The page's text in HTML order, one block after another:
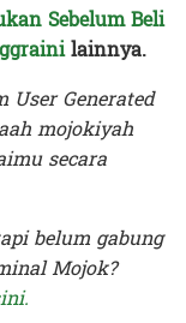
Sebelum Beli
lainnya.
Generated
mojokiyah
secara
belum gabung
Mojok?